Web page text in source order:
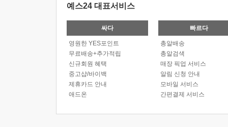
예스24 대표서비스
싸다
영원한 YES포인트
무료배송+추가적립
신규회원 혜택
중고샵/바이백
제휴카드 안내
애드온
빠르다
총알배송
총알검색
매장 픽업 서비스
알림 신청 안내
모바일 서비스
간편결제 서비스